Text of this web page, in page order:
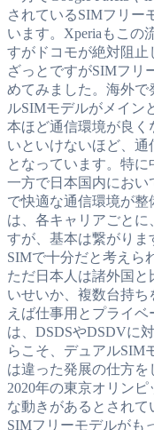
されているSIMフリー
います。Xperiaもこの
すがドコモが絶対阻止
ざっとですがSIMフリ
めてみました。海外
ルSIMモデルがメイン
本ほど通信環境が良く
いといけないほど、通
となっています。特に
一方で日本国内にお
で快適な通信環境が
は、各キャリアごとに
すが、基本は繋がり
SIMで十分だと考えら
ただ日本人は諸外国
いせいか、複数台持ち
えば仕事用とプライ
は、DSDSやDSDVに
らこそ、デュアルSIM
は違った発展の仕方を
2020年の東京オリン
な動きがあるとされて
SIMフリーモデルがも